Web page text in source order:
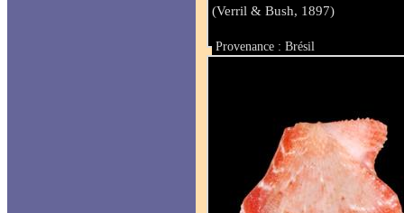
(Verril & Bush, 1897)
Provenance : Brésil
Taille : 12.5 mm